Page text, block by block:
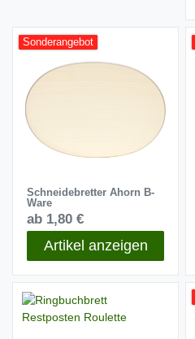
Sonderangebot
Schneidebretter Ahorn B-
Ware
ab 1,80 €
Artikel anzeigen